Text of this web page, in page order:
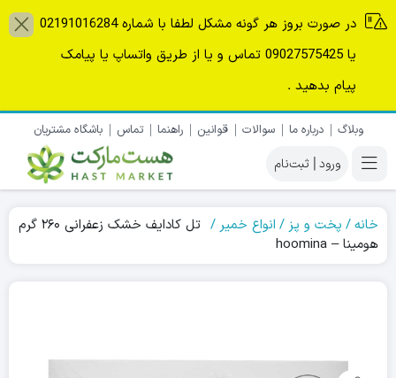
در صورت بروز هر گونه مشکل لطفا با شماره 02191016284
یا 09027575425 تماس و یا از طریق واتساپ یا پیامک
پیام بدهید .
وبلاگ درباره ما سوالات قوانین راهنما تماس باشگاه مشتریان
|
خانه پخت و پز انواع خمیر
تل کادایف خشک زعفرانی ۲۶۰ گرم
هومینا – hoomina